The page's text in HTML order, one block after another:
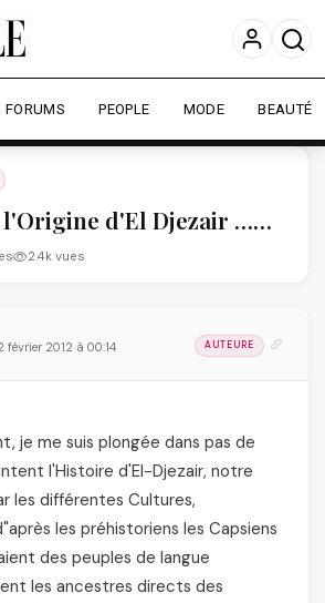
cookies pour améliorer votre
l'audience.
En savoir plus
tout Personnaliser
FORUMS PEOPLE MODE BEAUTÉ
l'Origine d'El Djezair ……
2.4k vues
février 2012 à 00:14 AUTEURE
je me suis plongée dans pas de
l'Histoire d'El-Djezair, notre
les différentes Cultures,
les préhistoriens les Capsiens
des peuples de langue
les ancestres directs des